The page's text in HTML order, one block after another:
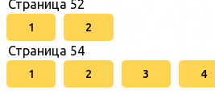
Страница 52
1 2
Страница 54
1 2 3 4